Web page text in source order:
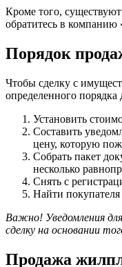
Кроме того,
обратитесь в компанию
Порядок
Чтобы сделку с
определенного
Установить
Составить
цену, которую
Собрать пакет
несколько
Снять с
Найти
Важно! Уведомления
сделку на основании
Продажа